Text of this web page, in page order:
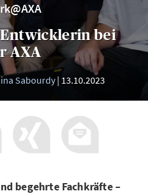
bei
AXA
Sabourdy 13.10.2023
begehrte Fachkräfte –